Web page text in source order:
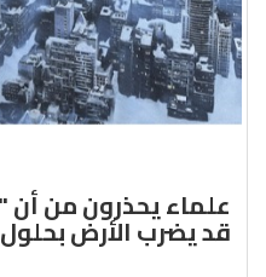
علماء يحذرون من أن
قد يضرب الأرض بحلول